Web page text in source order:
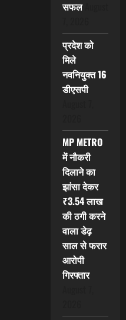
सफल
प्रदेश को
मिले
नवनियुक्त 16
डीएसपी
MP METRO
में नौकरी
दिलाने का
झांसा देकर
₹3.54 लाख
की ठगी करने
वाला डेढ़
साल से फरार
आरोपी
गिरफ्तार